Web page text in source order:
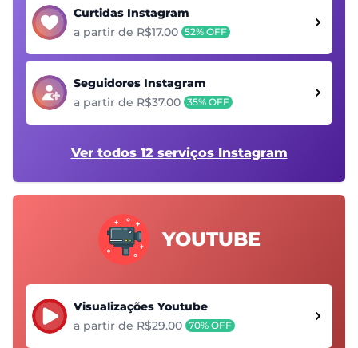
Curtidas Instagram
a partir de R$17.00 52% OFF
Seguidores Instagram
a partir de R$37.00 35% OFF
Ver todos 12 serviços Instagram
YOUTUBE
Visualizações Youtube
a partir de R$29.00 70% OFF